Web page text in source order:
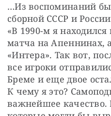
…Из воспоминаний
сборной СССР и
«В 1990-м я
матча на Апеннинах,
«Интера». Так вот,
все игроки
Бреме и еще двое
К чему я это?
важнейшее качество.